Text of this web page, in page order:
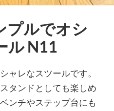
プルでオシ
ル N11
ャレなスツールです。
タンドとしても楽しめ
ンチやステップ台にも